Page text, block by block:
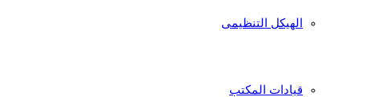
الهيكل التنظيمى
قيادات المكتب